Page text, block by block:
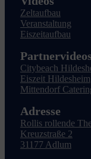
Zeltaufbau
Veranstaltung
Eiszeitaufbau
Partnervideos
Citybeach
Eiszeit Hildesheim
Mittendorf
Adresse
Rollis rollende
Kreuzstraße 2
31177 Adlum